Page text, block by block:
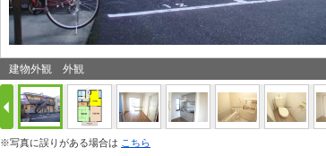
建物外観 外観
※写真に誤りがある場合は こちら